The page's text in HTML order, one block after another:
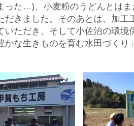
った…)、小麦粉のうどんとは
だきました。そのあとは、加工
いただき、そして小佐治の環境
かな生きものを育む水田づくり